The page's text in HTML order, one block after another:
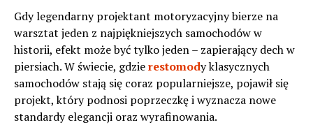
Gdy legendarny projektant motoryzacyjny bierze na
warsztat jeden z najpiękniejszych samochodów w
historii, efekt może być tylko jeden – zapierający dech w
piersiach. W świecie, gdzierestomody klasycznych
samochodów stają się coraz popularniejsze, pojawił się
projekt, który podnosi poprzeczkę i wyznacza nowe
standardy elegancji oraz wyrafinowania.